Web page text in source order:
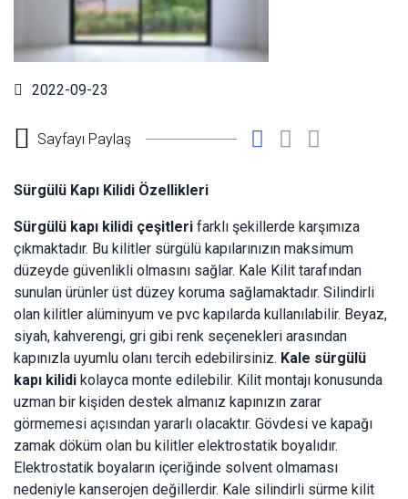
2022-09-23
Sayfayı Paylaş
Sürgülü Kapı Kilidi Özellikleri
Sürgülü kapı kilidi çeşitleri farklı şekillerde karşımıza
çıkmaktadır. Bu kilitler sürgülü kapılarınızın maksimum
düzeyde güvenlikli olmasını sağlar. Kale Kilit tarafından
sunulan ürünler üst düzey koruma sağlamaktadır. Silindirli
olan kilitler alüminyum ve pvc kapılarda kullanılabilir. Beyaz,
siyah, kahverengi, gri gibi renk seçenekleri arasından
kapınızla uyumlu olanı tercih edebilirsiniz. Kale sürgülü
kapı kilidi kolayca monte edilebilir. Kilit montajı konusunda
uzman bir kişiden destek almanız kapınızın zarar
görmemesi açısından yararlı olacaktır. Gövdesi ve kapağı
zamak döküm olan bu kilitler elektrostatik boyalıdır.
Elektrostatik boyaların içeriğinde solvent olmaması
nedeniyle kanserojen değillerdir. Kale silindirli sürme kilit